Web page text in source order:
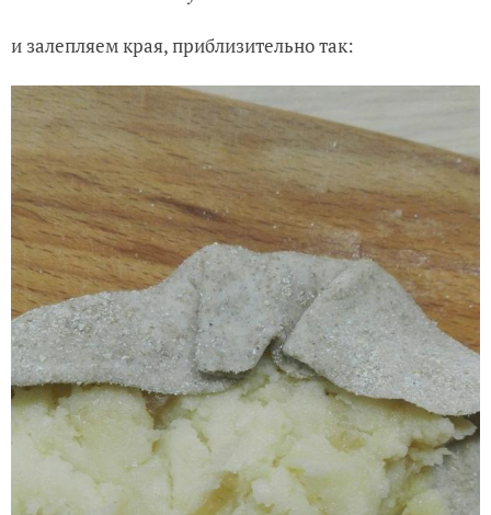
и залепляем края, приблизительно так: